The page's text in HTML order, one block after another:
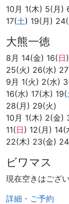
10月 1(木) 5(月)
17(土) 19(月) 24(
大熊一徳
8月 14(金) 16(日
25(火) 26(水)
9月 1(火) 2(水)
16(水) 17(木) 19(
28(月) 29(火)
10月 1(木) 2(金)
11(日) 12(月) 14(
22(木) 23(金)
ビワマス
現在空きはござい
詳細・ご予約